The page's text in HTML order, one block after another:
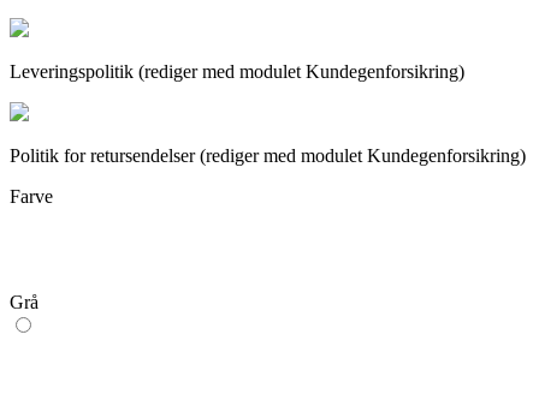
Leveringspolitik (rediger med modulet Kundegenforsikring)
Politik for retursendelser (rediger med modulet Kundegenforsikring)
Farve
Grå